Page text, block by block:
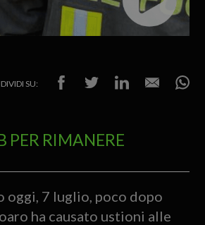
SU:
PER RIMANERE
oggi, 7 luglio, poco dopo
ha causato ustioni alle